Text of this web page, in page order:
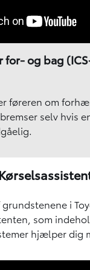
for- og bag
føreren om
selv hvis
i
som
hjælper dig